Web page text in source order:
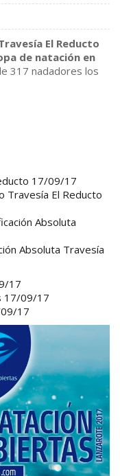
El Reducto
de natación en
317 nadadores los
17/09/17
Travesía El Reducto
Absoluta
Absoluta Travesía
17
17/09/17
09/17